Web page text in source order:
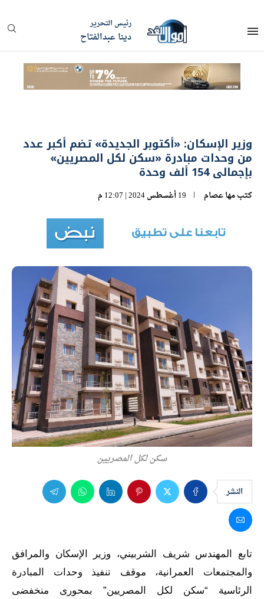
رئيس التحرير
دينا عبدالفتاح
وزير الإسكان: «أكتوبر الجديدة» تضم أكبر عدد
من وحدات مبادرة «سكن لكل المصريين»
بإجمالى 154 ألف وحدة
كتبمها عصام 19 أغسطس 2024 | 12:07 م
سكن لكل المصريين
النشر
تابع المهندس شريف الشربيني، وزير الإسكان والمرافق
والمجتمعات العمرانية، موقف تنفيذ وحدات المبادرة
الرئاسية “سكن لكل المصريين” بمحورى منخفضى